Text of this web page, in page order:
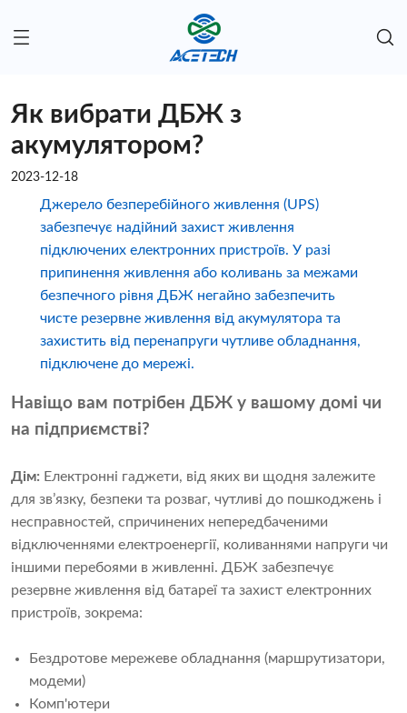
Як вибрати ДБЖ з
акумулятором?
2023-12-18
Джерело безперебійного живлення (UPS)
забезпечує надійний захист живлення
підключених електронних пристроїв. У разі
припинення живлення або коливань за межами
безпечного рівня ДБЖ негайно забезпечить
чисте резервне живлення від акумулятора та
захистить від перенапруги чутливе обладнання,
підключене до мережі.
Навіщо вам потрібен ДБЖ у вашому домі чи
на підприємстві?
Дім: Електронні гаджети, від яких ви щодня залежите
для зв’язку, безпеки та розваг, чутливі до пошкоджень і
несправностей, спричинених непередбаченими
відключеннями електроенергії, коливаннями напруги чи
іншими перебоями в живленні. ДБЖ забезпечує
резервне живлення від батареї та захист електронних
пристроїв, зокрема:
Бездротове мережеве обладнання (маршрутизатори,
модеми)
Комп'ютери